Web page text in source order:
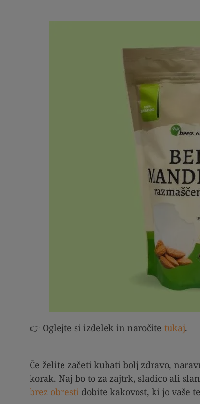
👉 Oglejte si izdelek in naročite tukaj.
Če želite začeti kuhati bolj zdravo,
korak. Naj bo to za zajtrk, sladico ali
brez obresti dobite kakovost, ki jo vaše